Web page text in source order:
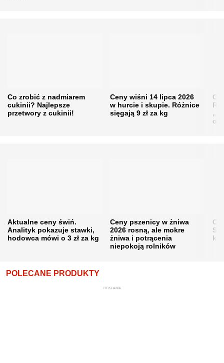
Co zrobić z nadmiarem
cukinii? Najlepsze
przetwory z cukinii!
Ceny wiśni 14 lipca 2026
w hurcie i skupie. Różnice
sięgają 9 zł za kg
Aktualne ceny świń.
Analityk pokazuje stawki,
hodowca mówi o 3 zł za kg
Ceny pszenicy w żniwa
2026 rosną, ale mokre
żniwa i potrącenia
niepokoją rolników
POLECANE PRODUKTY
REKLAMA